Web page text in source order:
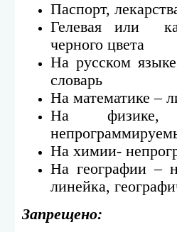
Паспорт,
Гелевая или
черного цвета
На русском
словарь
На математике –
На физике,
На химии-
На географии –
линейка,
Запрещено: